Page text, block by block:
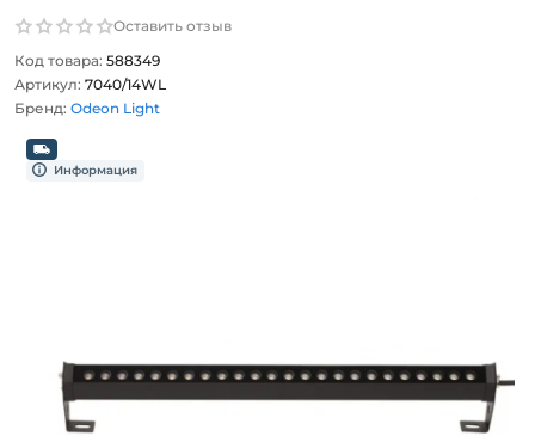
Оставить отзыв
Код товара: 588349
Артикул: 7040/14WL
Бренд: Odeon Light